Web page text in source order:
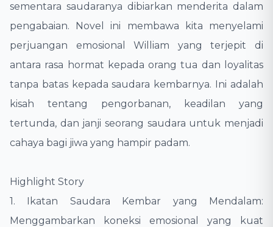
sementara saudaranya dibiarkan menderita dalam
pengabaian. Novel ini membawa kita menyelami
perjuangan emosional William yang terjepit di
antara rasa hormat kepada orang tua dan loyalitas
tanpa batas kepada saudara kembarnya. Ini adalah
kisah tentang pengorbanan, keadilan yang
tertunda, dan janji seorang saudara untuk menjadi
cahaya bagi jiwa yang hampir padam.
​Highlight Story
1. ​Ikatan Saudara Kembar yang Mendalam:
Menggambarkan koneksi emosional yang kuat